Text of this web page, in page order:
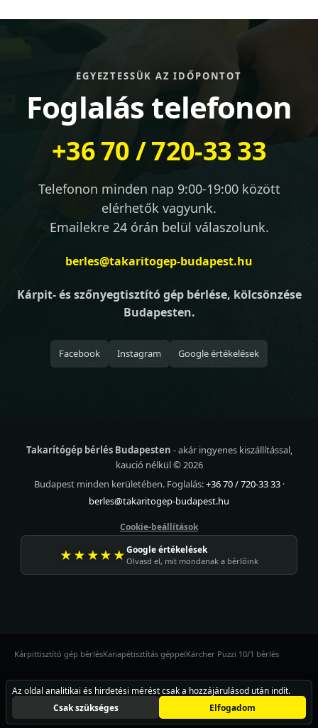
EGYEZTESSÜK AZ IDŐPONTOT
Foglalás telefonon
+36 70 / 720-33 33
Telefonon minden nap 9:00-19:00 között
elérhetők vagyunk.
Emailekre 24 órán belül válaszolunk.
berles@takaritogep-budapest.hu
Kárpit- és szőnyegtisztító gép bérlése, kölcsönzése
Budapesten.
Facebook Instagram Google értékelések
Takarítógép bérlés Budapesten - akár ingyenes kiszállítással,
kaució nélkül © 2026
Budapest minden kerületében. Foglalás:+36 70 / 720-33 33·
berles@takaritogep-budapest.hu
Cookie-beállítások
★★★★★Google értékelések
Olvasd el, mit mondanak a bérlőink
Kárpittisztító gép bérlésKanapétisztítás géppelKärcher Puzzi 10/1 bérlés
FOGLALÁS: +36 70 720-33 33
Az oldal analitikai és hirdetési mérést csak a hozzájárulásod után indít.
Csak szükséges
Elfogadom